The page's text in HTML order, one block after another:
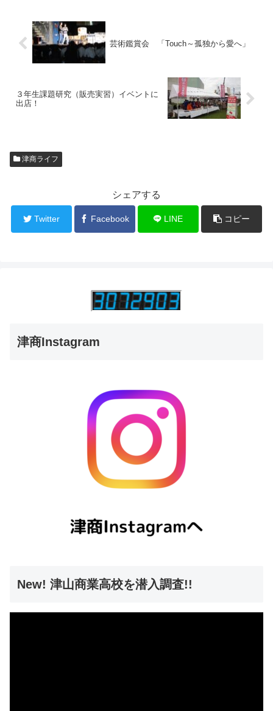
芸術鑑賞会 「Touch～孤独から愛へ」
３年生課題研究（販売実習）イベントに
出店！
津商ライフ
シェアする
Twitter Facebook LINE コピー
津商Instagram
New! 津山商業高校を潜入調査!!